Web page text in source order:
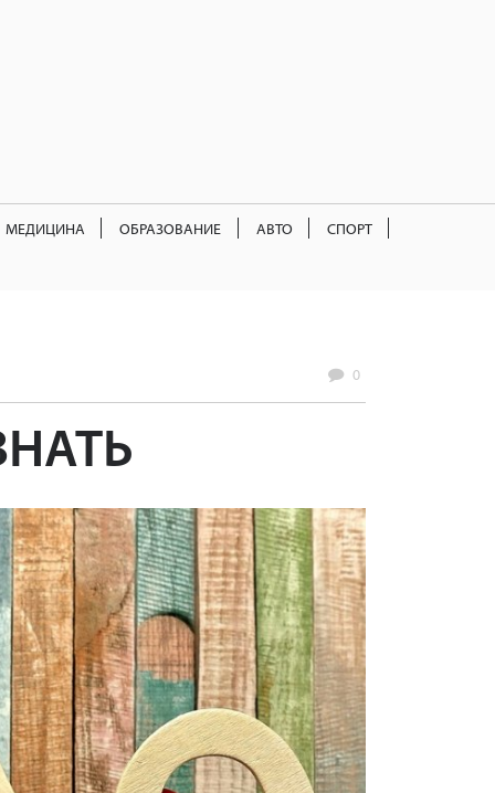
МЕДИЦИНА ОБРАЗОВАНИЕ АВТО СПОРТ
0